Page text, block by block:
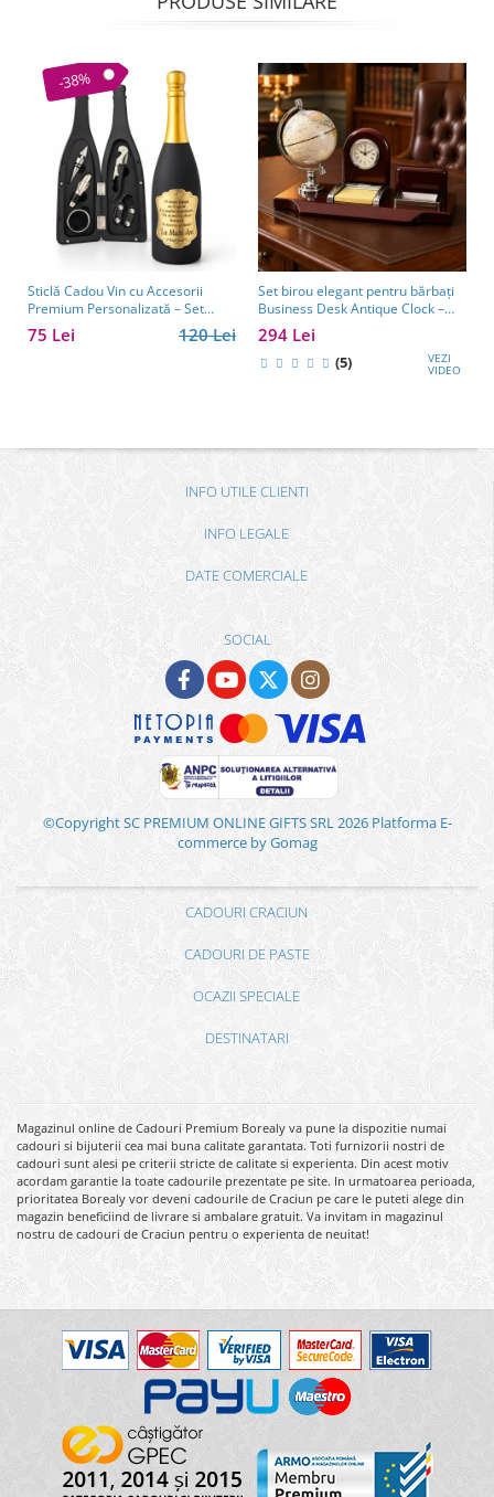
-38%
Sticlă Cadou Vin cu Accesorii
Premium Personalizată – Set
Elegant pentru Bărbați
120 Lei
75 Lei
Set birou elegant pentru bărbați
Business Desk Antique Clock –
cadou premium pentru șef, soț
sau partener de afaceri
294 Lei
(5) VEZI
VIDEO
INFO UTILE CLIENTI
INFO LEGALE
DATE COMERCIALE
SOCIAL
©Copyright SC PREMIUM ONLINE GIFTS SRL 2026 Platforma E-
commerce by Gomag
CADOURI CRACIUN
CADOURI DE PASTE
OCAZII SPECIALE
DESTINATARI
Magazinul online de Cadouri Premium Borealy va pune la dispozitie numai
cadouri si bijuterii cea mai buna calitate garantata. Toti furnizorii nostri de
cadouri sunt alesi pe criterii stricte de calitate si experienta. Din acest motiv
acordam garantie la toate cadourile prezentate pe site. In urmatoarea perioada,
prioritatea Borealy vor deveni cadourile de Craciun pe care le puteti alege din
magazin beneficiind de livrare si ambalare gratuit. Va invitam in magazinul
nostru de cadouri de Craciun pentru o experienta de neuitat!